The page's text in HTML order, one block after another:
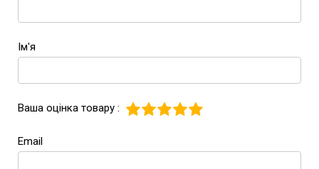
Ім'я
Ваша оцінка товару :
Email